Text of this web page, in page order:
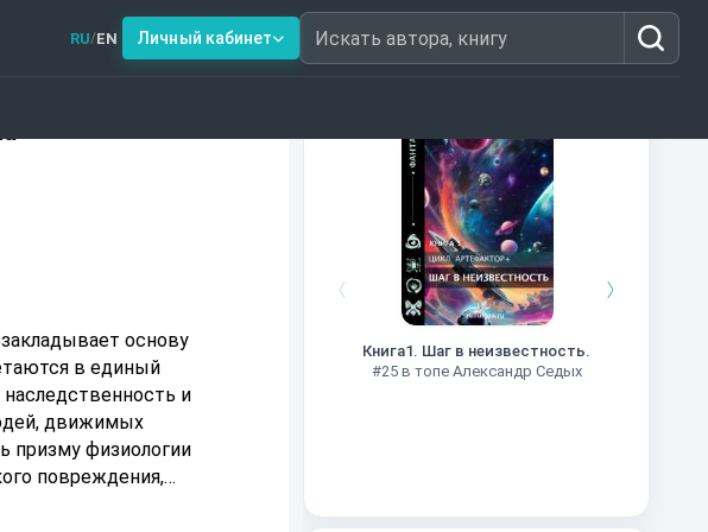
RU/EN Личный кабинет Искать автора, книгу
Книги из топ-100
Книга1. Шаг в неизвестность.
#25 в топе Александр Седых
основу
в единый
наследственность и
движимых
призму физиологии
повреждения,
и пороки.